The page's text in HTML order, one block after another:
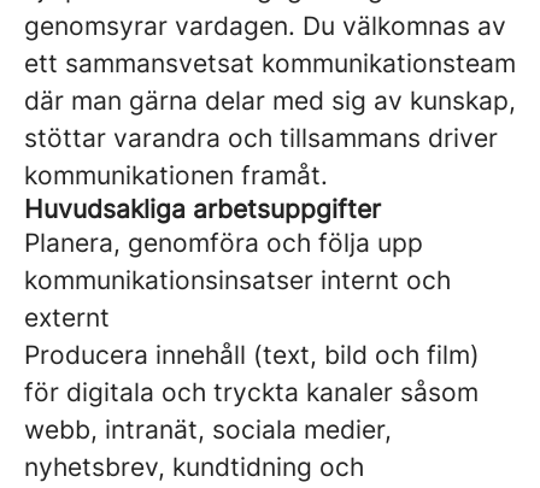
genomsyrar vardagen. Du välkomnas av
ett sammansvetsat kommunikationsteam
där man gärna delar med sig av kunskap,
stöttar varandra och tillsammans driver
kommunikationen framåt.
Huvudsakliga arbetsuppgifter
Planera, genomföra och följa upp
kommunikationsinsatser internt och
externt
Producera innehåll (text, bild och film)
för digitala och tryckta kanaler såsom
webb, intranät, sociala medier,
nyhetsbrev, kundtidning och